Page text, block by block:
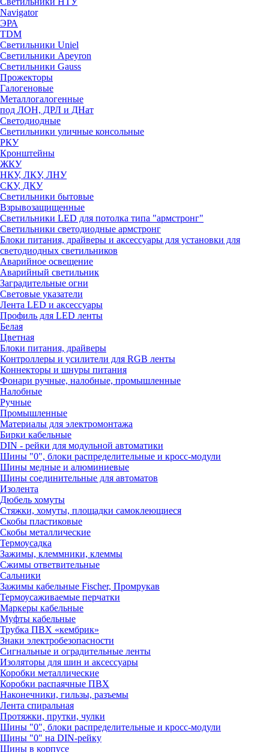
Navigator
ЭРА
TDM
Светильники Uniel
Светильники Apeyron
Светильники Gauss
Прожекторы
Галогеновые
Металлогалогенные
под ЛОН, ДРЛ и ДНат
Светодиодные
Светильники уличные консольные
РКУ
Кронштейны
ЖКУ
НКУ, ЛКУ, ЛНУ
СКУ, ДКУ
Светильники бытовые
Взрывозащищенные
Светильники LED для потолка типа "армстронг"
Светильники светодиодные армстронг
Блоки питания, драйверы и аксессуары для установки для
светодиодных светильников
Аварийное освещение
Аварийный светильник
Заградительные огни
Световые указатели
Лента LED и аксессуары
Профиль для LED ленты
Белая
Цветная
Блоки питания, драйверы
Контроллеры и усилители для RGB ленты
Коннекторы и шнуры питания
Фонари ручные, налобные, промышленные
Налобные
Ручные
Промышленные
Материалы для электромонтажа
Бирки кабельные
DIN - рейки для модульной автоматики
Шины "0", блоки распределительные и кросс-модули
Шины медные и алюминиевые
Шины соединительные для автоматов
Изолента
Дюбель хомуты
Стяжки, хомуты, площадки самоклеющиеся
Скобы пластиковые
Скобы металлические
Термоусадка
Зажимы, клеммники, клеммы
Сжимы ответвительные
Сальники
Зажимы кабельные Fischer, Промрукав
Термоусаживаемые перчатки
Маркеры кабельные
Муфты кабельные
Трубка ПВХ «кембрик»
Знаки электробезопасности
Сигнальные и оградительные ленты
Изоляторы для шин и аксессуары
Коробки металлические
Коробки распаячные ПВХ
Наконечники, гильзы, разъемы
Лента спиральная
Протяжки, прутки, чулки
Шины "0", блоки распределительные и кросс-модули
Шины "0" на DIN-рейку
Шины в корпусе